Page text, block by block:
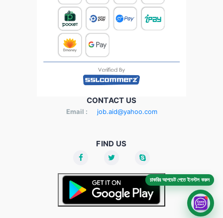
CONTACT US
Email : job.aid@yahoo.com
FIND US
চাকরির আপডেট পেতে ইনস্টল করুন